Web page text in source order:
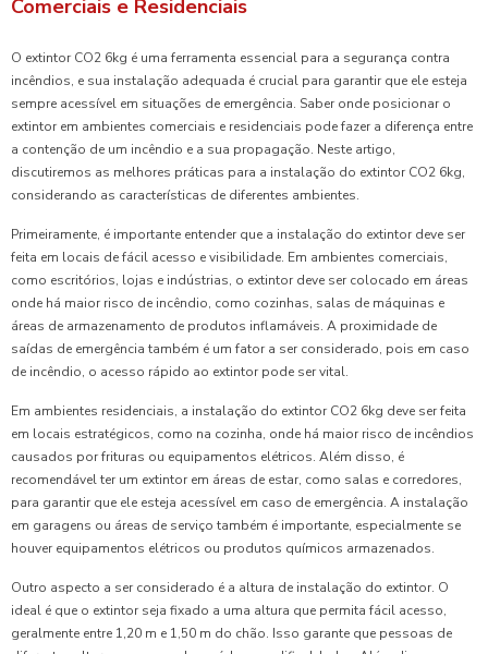
Comerciais e Residenciais
O extintor CO2 6kg é uma ferramenta essencial para a segurança contra
incêndios, e sua instalação adequada é crucial para garantir que ele esteja
sempre acessível em situações de emergência. Saber onde posicionar o
extintor em ambientes comerciais e residenciais pode fazer a diferença entre
a contenção de um incêndio e a sua propagação. Neste artigo,
discutiremos as melhores práticas para a instalação do extintor CO2 6kg,
considerando as características de diferentes ambientes.
Primeiramente, é importante entender que a instalação do extintor deve ser
feita em locais de fácil acesso e visibilidade. Em ambientes comerciais,
como escritórios, lojas e indústrias, o extintor deve ser colocado em áreas
onde há maior risco de incêndio, como cozinhas, salas de máquinas e
áreas de armazenamento de produtos inflamáveis. A proximidade de
saídas de emergência também é um fator a ser considerado, pois em caso
de incêndio, o acesso rápido ao extintor pode ser vital.
Em ambientes residenciais, a instalação do extintor CO2 6kg deve ser feita
em locais estratégicos, como na cozinha, onde há maior risco de incêndios
causados por frituras ou equipamentos elétricos. Além disso, é
recomendável ter um extintor em áreas de estar, como salas e corredores,
para garantir que ele esteja acessível em caso de emergência. A instalação
em garagens ou áreas de serviço também é importante, especialmente se
houver equipamentos elétricos ou produtos químicos armazenados.
Outro aspecto a ser considerado é a altura de instalação do extintor. O
ideal é que o extintor seja fixado a uma altura que permita fácil acesso,
geralmente entre 1,20 m e 1,50 m do chão. Isso garante que pessoas de